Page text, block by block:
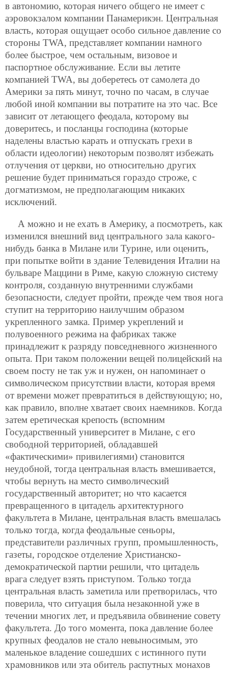
в автономию, которая ничего общего не имеет с
аэровокзалом компании Панамерикэн. Центральная
власть, которая ощущает особо сильное давление со
стороны TWA, представляет компании намного
более быстрое, чем остальным, визовое и
паспортное обслуживание. Если вы летите
компанией TWA, вы доберетесь от самолета до
Америки за пять минут, точно по часам, в случае
любой иной компании вы потратите на это час. Все
зависит от летающего феодала, которому вы
доверитесь, и посланцы господина (которые
наделены властью карать и отпускать грехи в
области идеологии) некоторым позволят избежать
отлучения от церкви, но относительно других
решение будет приниматься гораздо строже, с
догматизмом, не предполагающим никаких
исключений.
А можно и не ехать в Америку, а посмотреть, как
изменился внешний вид центрального зала какого-
нибудь банка в Милане или Турине, или оценить,
при попытке войти в здание Телевидения Италии на
бульваре Маццини в Риме, какую сложную систему
контроля, созданную внутренними службами
безопасности, следует пройти, прежде чем твоя нога
ступит на территорию наилучшим образом
укрепленного замка. Пример укреплений и
полувоенного режима на фабриках также
принадлежит к разряду повседневного жизненного
опыта. При таком положении вещей полицейский на
своем посту не так уж и нужен, он напоминает о
символическом присутствии власти, которая время
от времени может превратиться в действующую; но,
как правило, вполне хватает своих наемников. Когда
затем еретическая крепость (вспомним
Государственный университет в Милане, с его
свободной территорией, обладавшей
«фактическими» привилегиями) становится
неудобной, тогда центральная власть вмешивается,
чтобы вернуть на место символический
государственный авторитет; но что касается
превращенного в цитадель архитектурного
факультета в Милане, центральная власть вмешалась
только тогда, когда феодальные сеньоры,
представители различных групп, промышленность,
газеты, городское отделение Христианско-
демократической партии решили, что цитадель
врага следует взять приступом. Только тогда
центральная власть заметила или претворилась, что
поверила, что ситуация была незаконной уже в
течении многих лет, и предъявила обвинение совету
факультета. До того момента, пока давление более
крупных феодалов не стало невыносимым, это
маленькое владение сошедших с истинного пути
храмовников или эта обитель распутных монахов